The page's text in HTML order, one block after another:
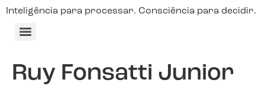
Inteligência para processar. Consciência para decidir.
Ruy Fonsatti Junior